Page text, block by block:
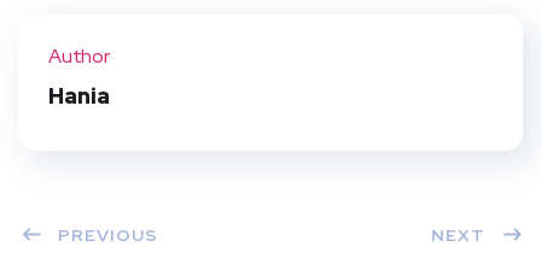
Author
Hania
PREVIOUS NEXT